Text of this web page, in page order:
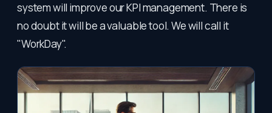
system will improve our KPI management. There is
no doubt it will be a valuable tool. We will call it
"WorkDay".